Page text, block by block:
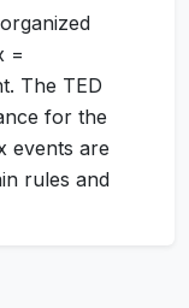
=
The TED
for the
events are
rules and